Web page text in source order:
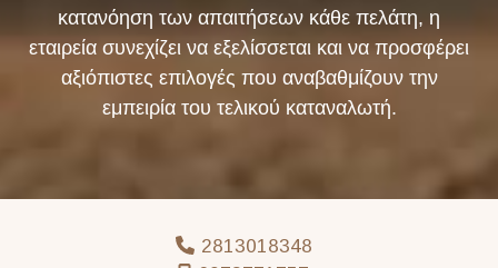
κατανόηση των απαιτήσεων κάθε πελάτη, η
εταιρεία συνεχίζει να εξελίσσεται και να προσφέρει
αξιόπιστες επιλογές που αναβαθμίζουν την
εμπειρία του τελικού καταναλωτή.
2813018348